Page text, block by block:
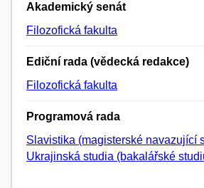
Akademický senát
Filozofická fakulta
Ediční rada (vědecká redakce)
Filozofická fakulta
Programová rada
Slavistika (magisterské navazující
Ukrajinská studia (bakalářské